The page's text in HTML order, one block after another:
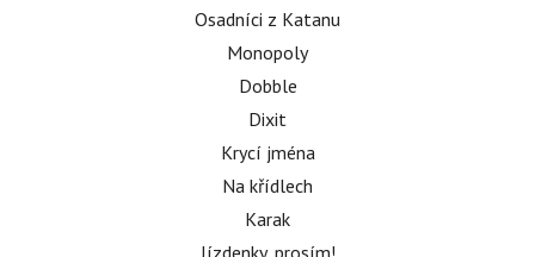
Osadníci z Katanu
Monopoly
Dobble
Dixit
Krycí jména
Na křídlech
Karak